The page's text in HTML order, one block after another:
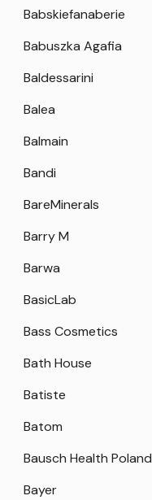
Babskiefanaberie
Babuszka Agafia
Baldessarini
Balea
Balmain
Bandi
BareMinerals
Barry M
Barwa
BasicLab
Bass Cosmetics
Bath House
Batiste
Batom
Bausch Health Poland
Bayer